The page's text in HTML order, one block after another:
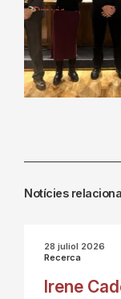
Previous
Notícies
28 juliol 2026
Recerca
Irene